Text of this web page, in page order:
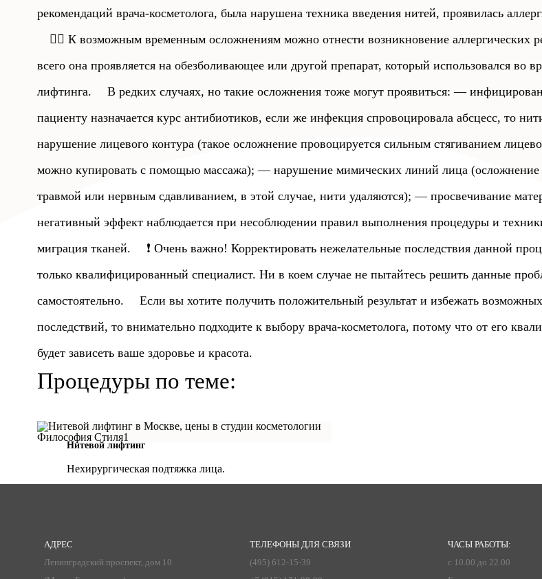
рекомендаций врача-косметолога, была нарушена техника введения нитей, проявилась
👉🏻 К возможным временным осложнениям можно отнести возникновение аллергических
всего она проявляется на обезболивающее или другой препарат, который использовался во
лифтинга.
В редких случаях, но такие осложнения тоже могут проявиться: —
пациенту назначается курс антибиотиков, если же инфекция спровоцировала абсцесс, то
нарушение лицевого контура (такое осложнение провоцируется сильным стягиванием
можно купировать с помощью массажа); — нарушение мимических линий лица (осложнение
травмой или нервным сдавливанием, в этой случае, нити удаляются); — просвечивание
негативный эффект наблюдается при несоблюдении правил выполнения процедуры и
миграция тканей.
❗ Очень важно! Корректировать нежелательные последствия данной
только квалифицированный специалист. Ни в коем случае не пытайтесь решить данные
самостоятельно.
Если вы хотите получить положительный результат и избежать
последствий, то внимательно подходите к выбору врача-косметолога, потому что от его
будет зависеть ваше здоровье и красота.
Процедуры по теме:
Нитевой лифтинг
Нехирургическая подтяжка лица.
АДРЕС
Ленинградский проспект, дом 10
ТЕЛЕФОНЫ ДЛЯ СВЯЗИ
(495) 612-15-39
ЧАСЫ РАБОТЫ:
с 10.00 до 22.00